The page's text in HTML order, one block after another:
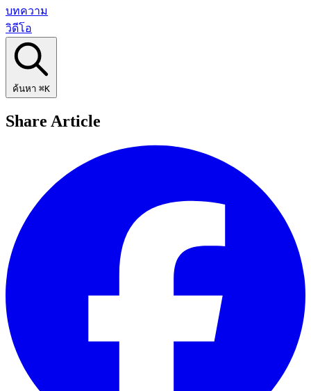
บทความ
วิดีโอ
ค้นหา ⌘K
Share Article